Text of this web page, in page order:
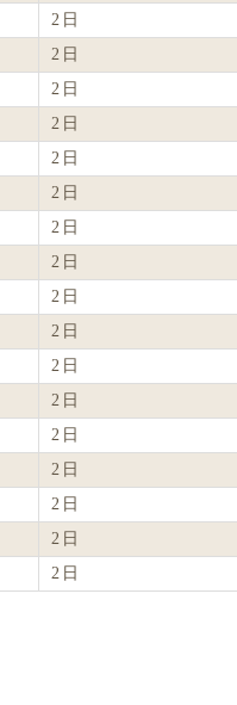
2日
2日
2日
2日
2日
2日
2日
2日
2日
2日
2日
2日
2日
2日
2日
2日
2日